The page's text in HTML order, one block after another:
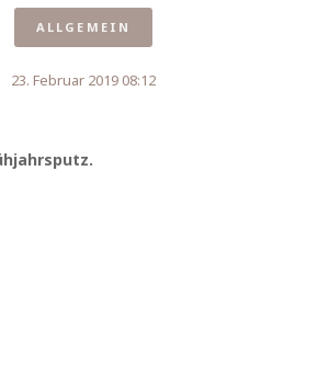
ALLGEMEIN
23. Februar 2019 08:12